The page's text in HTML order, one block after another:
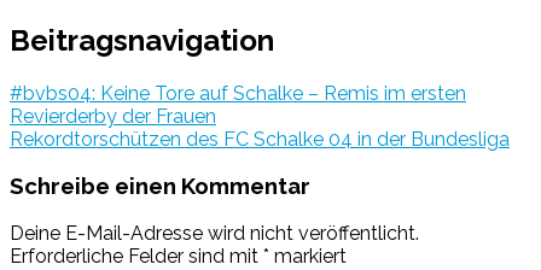
Beitragsnavigation
#bvbs04: Keine Tore auf Schalke – Remis im ersten
Revierderby der Frauen
Rekordtorschützen des FC Schalke 04 in der Bundesliga
Schreibe einen Kommentar
Deine E-Mail-Adresse wird nicht veröffentlicht.
Erforderliche Felder sind mit * markiert